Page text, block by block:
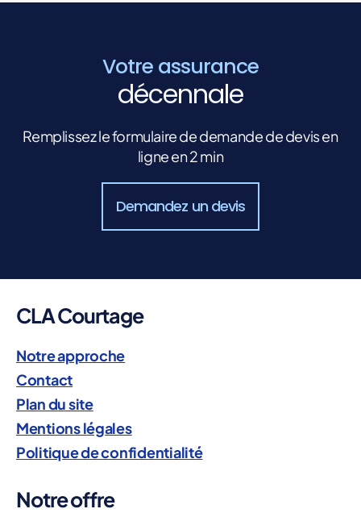
Votre assurance
décennale
Remplissez le formulaire de demande de devis en
ligne en 2 min
Demandez un devis
CLA Courtage
Notre approche
Contact
Plan du site
Mentions légales
Politique de confidentialité
Notre offre